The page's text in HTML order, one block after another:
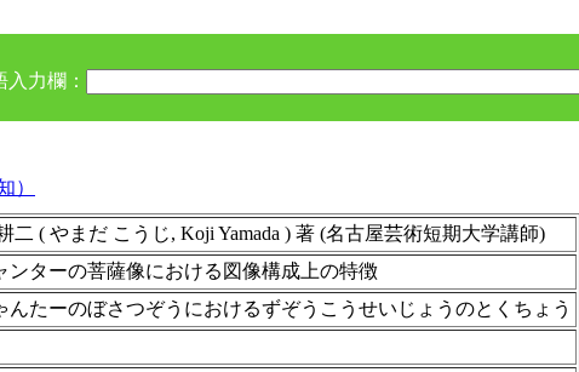
入力欄：
）
二 ( やまだ こうじ, Koji Yamada ) 著 (名古屋芸術短期大学講師)
ンターの菩薩像における図像構成上の特徴
んたーのぼさつぞうにおけるずぞうこうせいじょうのとくちょう